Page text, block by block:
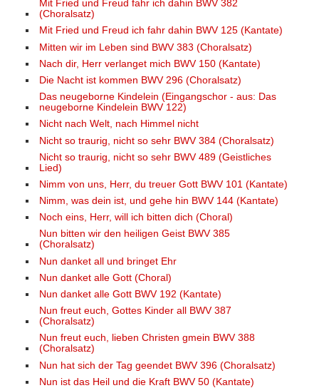
Mit Fried und Freud fahr ich dahin BWV 382
(Choralsatz)
Mit Fried und Freud ich fahr dahin BWV 125 (Kantate)
Mitten wir im Leben sind BWV 383 (Choralsatz)
Nach dir, Herr verlanget mich BWV 150 (Kantate)
Die Nacht ist kommen BWV 296 (Choralsatz)
Das neugeborne Kindelein (Eingangschor - aus: Das
neugeborne Kindelein BWV 122)
Nicht nach Welt, nach Himmel nicht
Nicht so traurig, nicht so sehr BWV 384 (Choralsatz)
Nicht so traurig, nicht so sehr BWV 489 (Geistliches
Lied)
Nimm von uns, Herr, du treuer Gott BWV 101 (Kantate)
Nimm, was dein ist, und gehe hin BWV 144 (Kantate)
Noch eins, Herr, will ich bitten dich (Choral)
Nun bitten wir den heiligen Geist BWV 385
(Choralsatz)
Nun danket all und bringet Ehr
Nun danket alle Gott (Choral)
Nun danket alle Gott BWV 192 (Kantate)
Nun freut euch, Gottes Kinder all BWV 387
(Choralsatz)
Nun freut euch, lieben Christen gmein BWV 388
(Choralsatz)
Nun hat sich der Tag geendet BWV 396 (Choralsatz)
Nun ist das Heil und die Kraft BWV 50 (Kantate)